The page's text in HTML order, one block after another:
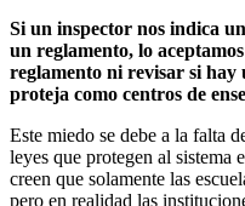
Si un inspector nos indica
un reglamento, lo
reglamento ni revisar si hay
proteja como centros de
Este miedo se debe a la falta
leyes que protegen al sistema
creen que solamente las
pero en realidad las